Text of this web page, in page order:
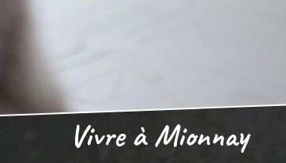
Vivre à Mionnay